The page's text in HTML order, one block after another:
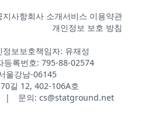
지사항회사 소개서비스 이용약관
개인정보 보호 방침
보보호책임자: 유재성
등록번호: 795-88-02574
울강남-06145
길 12, 402-106A호
| 문의: cs@statground.net